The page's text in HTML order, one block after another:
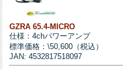
GZRA 65.4-MICRO
仕様：4chパワーアンプ
標準価格：\50,600（税込）
JAN: 4532817518097